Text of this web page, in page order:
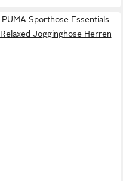
PUMA Sporthose Essentials
Relaxed Jogginghose Herren